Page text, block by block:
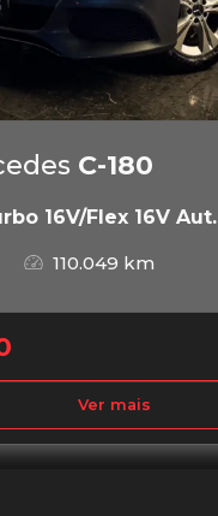
C-180
16V/Flex 16V Aut.
110.049 km
Ver mais